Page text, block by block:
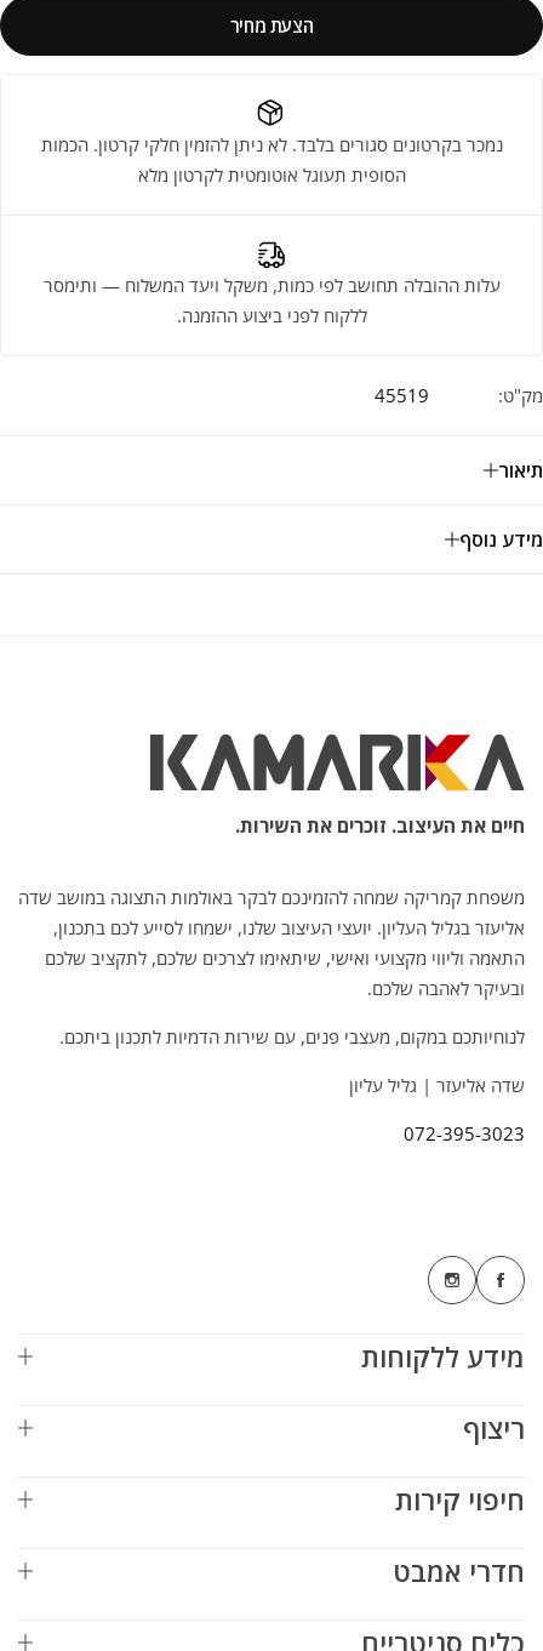
הצעת מחיר
נמכר בקרטונים סגורים בלבד. לא ניתן להזמין חלקי קרטון. הכמות
הסופית תעוגל אוטומטית לקרטון מלא
עלות ההובלה תחושב לפי כמות, משקל ויעד המשלוח — ותימסר
ללקוח לפני ביצוע ההזמנה.
מק"ט: 45519
תיאור
מידע נוסף
חיים את העיצוב. זוכרים את השירות.
משפחת קמריקה שמחה להזמינכם לבקר באולמות התצוגה במושב שדה
אליעזר בגליל העליון. יועצי העיצוב שלנו, ישמחו לסייע לכם בתכנון,
התאמה וליווי מקצועי ואישי, שיתאימו לצרכים שלכם, לתקציב שלכם
ובעיקר לאהבה שלכם.
לנוחיותכם במקום, מעצבי פנים, עם שירות הדמיות לתכנון ביתכם.
שדה אליעזר | גליל עליון
072-395-3023
מידע ללקוחות
ריצוף
חיפוי קירות
חדרי אמבט